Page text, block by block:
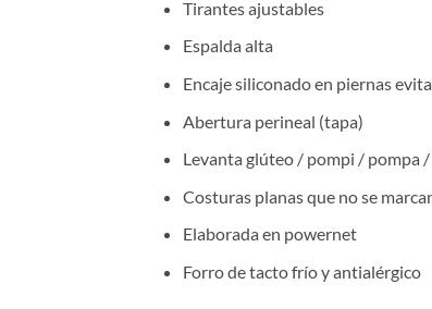
Tirantes ajustables
Espalda alta
Encaje siliconado en piernas
Abertura perineal (tapa)
Levanta glúteo / pompi / pompa
Costuras planas que no se
Elaborada en powernet
Forro de tacto frío y antialérgico